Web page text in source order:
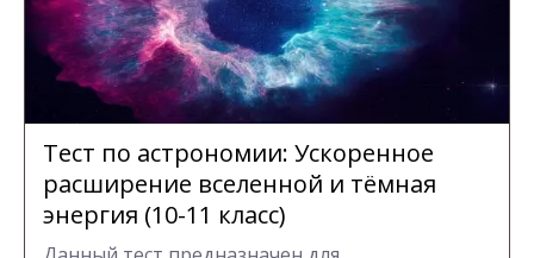
Тест по астрономии: Ускоренное
расширение вселенной и тёмная
энергия (10-11 класс)